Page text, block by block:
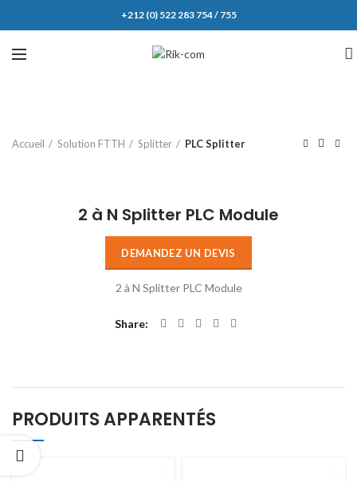
+212 (0) 522 283 754 / 755
Accueil Solution FTTH Splitter
PLC Splitter
2 à N Splitter PLC Module
DEMANDEZ UN DEVIS
2 à N Splitter PLC Module
Share
PRODUITS APPARENTÉS